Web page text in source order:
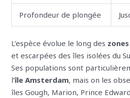
Profondeur de plongée
L’espèce évolue le long des
et escarpées des îles isolées du
Ses populations sont
l’île Amsterdam, mais on les
îles Gough, Marion, Prince